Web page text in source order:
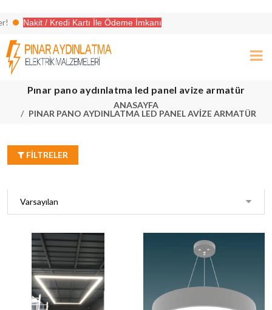
Nakit / Kredi Kartı İle Ödeme İmkanı
Pınar pano aydınlatma led panel avize armatür
ANASAYFA
PINAR PANO AYDINLATMA LED PANEL AVIZE ARMATÜR
FILTRELER